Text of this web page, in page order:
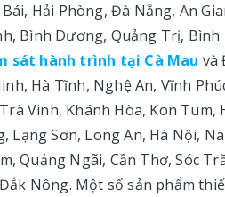
Hải Phòng, Đà Nẵng, An
Bình Dương, Quảng Trị,
sát hành trình tại Cà Mau và
Hà Tĩnh, Nghệ An, Vĩnh
Vinh, Khánh Hòa, Kon
Lạng Sơn, Long An, Hà Nội,
Quảng Ngãi, Cần Thơ, Sóc
Nông. Một số sản phẩm